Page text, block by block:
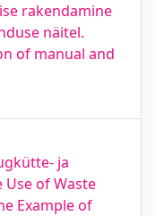
rakendamine
näitel.
of manual and
ja
of Waste
Example of